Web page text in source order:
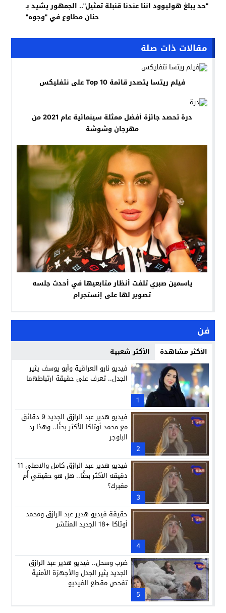
"حد يبلغ هوليوود اننا عندنا قنبلة تمثيل".. الجمهور يشيد بـ
حنان مطاوع في "وجوه"
مقالات ذات صلة
فيلم ريتسا يتصدر قائمة Top 10 على نتفليكس
درة تحصد جائزة أفضل ممثلة سينمائية عام 2021 من
مهرجان وشوشة
ياسمين صبري تلفت أنظار متابعيها في أحدث جلسه
تصوير لها على إنستجرام
فن
الأكثر مشاهدة الأكثر شعبية
1
فيديو نارو العراقية وأبو يوسف يثير
الجدل.. تعرف على حقيقة ارتباطهما
2
فيديو هدير عبد الرازق الجديد 9 دقائق
مع محمد أوتاكا الأكثر بحثًا.. وهذا رد
البلوجر
3
فيديو هدير عبد الرازق كامل والاصلي 11
دقيقه الأكثر بحثًا.. هل هو حقيقي أم
مفبرك؟
4
حقيقة فيديو هدير عبد الرازق ومحمد
أوتاكا +18 الجديد المنتشر
5
ضرب وسحل.. فيديو هدير عبد الرازق
الجديد يثير الجدل والأجهزة الأمنية
تفحص مقطع الفيديو